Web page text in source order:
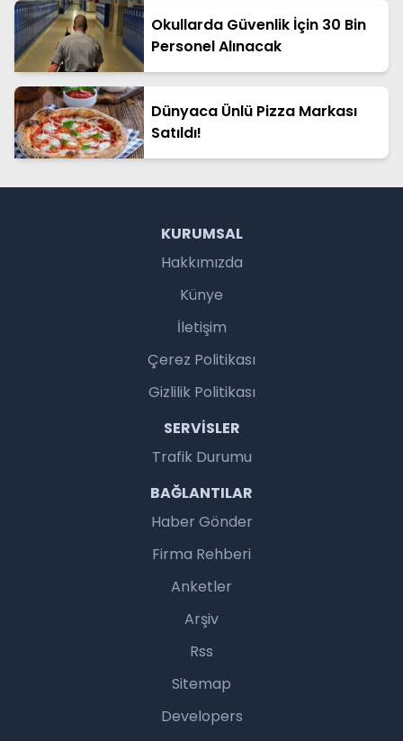
Okullarda Güvenlik İçin 30 Bin
Personel Alınacak
Dünyaca Ünlü Pizza Markası
Satıldı!
KURUMSAL
Hakkımızda
Künye
İletişim
Çerez Politikası
Gizlilik Politikası
SERVISLER
Trafik Durumu
BAĞLANTILAR
Haber Gönder
Firma Rehberi
Anketler
Arşiv
Rss
Sitemap
Developers